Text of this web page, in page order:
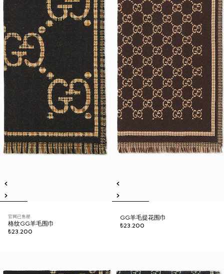
官网已售罄
格纹GG羊毛围巾
₺23.200
GG羊毛提花围巾
₺23.200